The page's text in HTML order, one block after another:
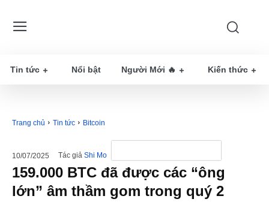
Tin tức Nổi bật Người Mới 🔥 Kiến thức
Trang chủ Tin tức Bitcoin
10/07/2025 Tác giả Shi Mo
159.000 BTC đã được các “ông
lớn” âm thầm gom trong quý 2